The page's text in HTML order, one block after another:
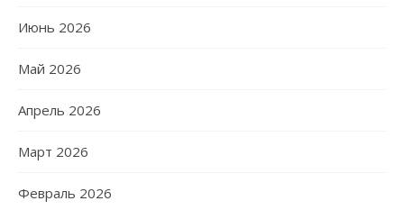
Июнь 2026
Май 2026
Апрель 2026
Март 2026
Февраль 2026